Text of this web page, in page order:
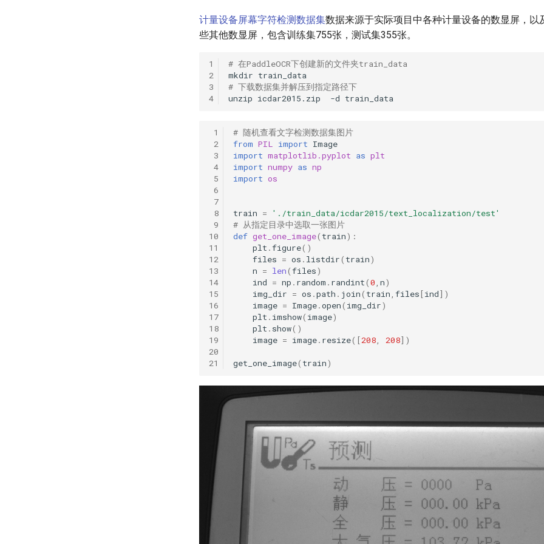
计量设备屏幕字符检测数据集数据来源于实际项目中各种计量设备的数显屏，以
些其他数显屏，包含训练集755张，测试集355张。
1
2
3
4
# 在PaddleOCR下创建新的文件夹train_data
mkdir
# 下载数据集并解压到指定路径下
unzip icdar2015.zip -d
1
2
3
4
5
6
7
8
9
10
11
12
13
14
15
16
17
18
19
20
21
# 随机查看文字检测数据集图片
from PIL import Image
import matplotlib.pyplot as plt
import numpy as np
import os
train =
'./train_data/icdar2015/text_localization/test'
# 从指定目录中选取一张图片
def get_one_image( train):
plt .figure()
files = os . listdir( train)
n = len(files)
ind = np . random . randint(0, n)
img_dir = os .path . join( train, files[ind])
image = Image.open( img_dir)
plt . imshow( image)
plt . show()
image = image. resize([208, 208])
get_one_image( train)